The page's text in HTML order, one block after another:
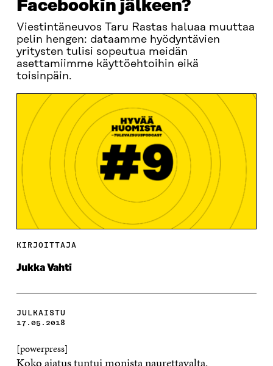
Facebookin jälkeen?
Viestintäneuvos Taru Rastas haluaa muuttaa
pelin hengen: dataamme hyödyntävien
yritysten tulisi sopeutua meidän
asettamiimme käyttöehtoihin eikä
toisinpäin.
KIRJOITTAJA
Jukka Vahti
JULKAISTU
17.05.2018
[powerpress]
Koko ajatus tuntui monista naurettavalta.